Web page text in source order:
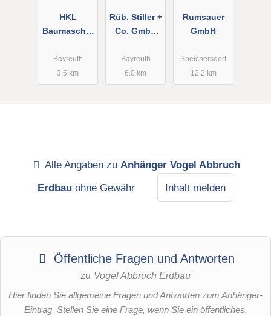
u. Service
HKL
Baumaschin
Bayreuth
3.5 km
Rüb, Stiller +
Co. GmbH
en und
Baugeräte
Bayreuth
6.0 km
Rumsauer
GmbH
Speichersdorf
12.2 km
Alle Angaben zu Anhänger Vogel Abbruch
Erdbau ohne Gewähr Inhalt melden
Öffentliche Fragen und Antworten
zu Vogel Abbruch Erdbau
Hier finden Sie allgemeine Fragen und Antworten zum Anhänger-
Eintrag. Stellen Sie eine Frage, wenn Sie ein öffentliches,